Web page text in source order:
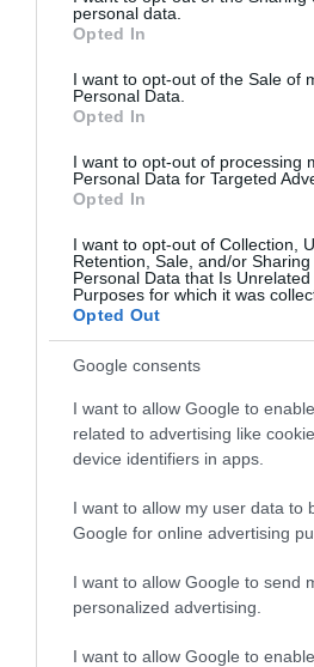
grant or deny consent to Google
use your data for below specified
consent section.
personal data.
Opted In
I want to opt-out of the Sale of
Personal Data.
Opted In
I want to opt-out of processing
Personal Data for Targeted
Opted In
I want to opt-out of Collection,
Retention, Sale, and/or
Personal Data that Is
Purposes for which it was
Opted Out
Google consents
I want to allow Google to
related to advertising like
device identifiers in apps.
I want to allow my user data to
Google for online advertising
I want to allow Google to send
personalized advertising.
I want to allow Google to
Ismét veszteséges a
az új frissítés